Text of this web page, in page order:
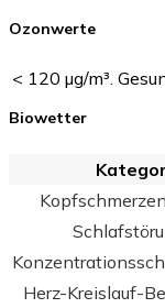
Ozonwerte
< 120 µg/m³.
Biowetter
Herz-Kreislauf-